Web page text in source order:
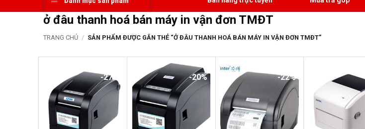
ở đâu thanh hoá bán máy in vận đơn TMĐT
TRANG CHỦ / SẢN PHẨM ĐƯỢC GẮN THẺ “Ở ĐÂU THANH HOÁ BÁN MÁY IN VẬN ĐƠN TMĐT”
-27% -20% -22%